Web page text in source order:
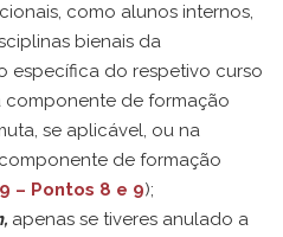
como alunos internos,
bienais da
específica do respetivo curso
componente de formação
se aplicável, ou na
de formação
– Pontos 8 e 9);
apenas se tiveres anulado a